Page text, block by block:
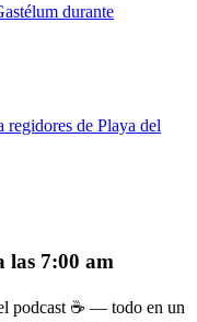
durante
regidores de Playa del
las 7:00 am
podcast ☕ — todo en un